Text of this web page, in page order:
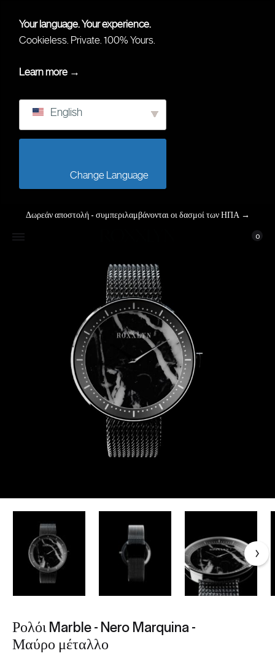
Your language. Your experience.
Cookieless. Private. 100% Yours.
Learn more →
English
Δωρεάν αποστολή - συμπεριλαμβάνονται οι δασμοί των ΗΠΑ →
Ο 0
Ρολόι Marble - Nero Marquina -
Μαύρο μέταλλο